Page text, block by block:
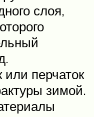
слоя,
перчаток
зимой.